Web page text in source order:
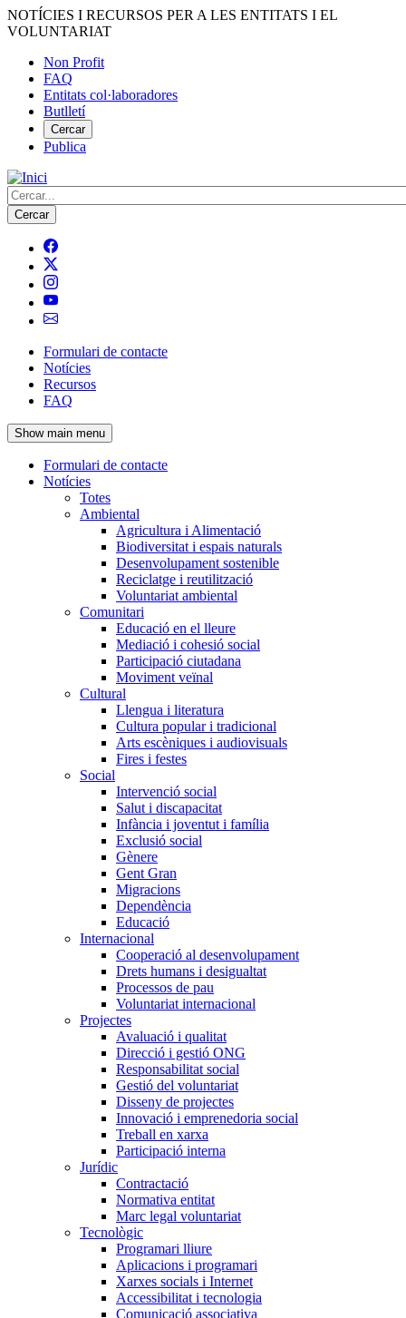
Vés
al
NOTÍCIES I RECURSOS PER A LES ENTITATS I EL
VOLUNTARIAT
Menú
del
compte
d'usuari
Non Profit
FAQ
Entitats col·laboradores
Butlletí
Cercar
Publica
Cerca
Navegació
principal
de
l'encapçalament
Formulari de contacte
Notícies
Recursos
FAQ
Show main menu
Navegació
principal
Formulari de contacte
Notícies
Totes
Ambiental
Agricultura i Alimentació
Biodiversitat i espais naturals
Desenvolupament sostenible
Reciclatge i reutilització
Voluntariat ambiental
Comunitari
Educació en el lleure
Mediació i cohesió social
Participació ciutadana
Moviment veïnal
Cultural
Llengua i literatura
Cultura popular i tradicional
Arts escèniques i audiovisuals
Fires i festes
Social
Intervenció social
Salut i discapacitat
Infància i joventut i família
Exclusió social
Gènere
Gent Gran
Migracions
Dependència
Educació
Internacional
Cooperació al desenvolupament
Drets humans i desigualtat
Processos de pau
Voluntariat internacional
Projectes
Avaluació i qualitat
Direcció i gestió ONG
Responsabilitat social
Gestió del voluntariat
Disseny de projectes
Innovació i emprenedoria social
Treball en xarxa
Participació interna
Jurídic
Contractació
Normativa entitat
Marc legal voluntariat
Tecnològic
Programari lliure
Aplicacions i programari
Xarxes socials i Internet
Accessibilitat i tecnologia
Comunicació associativa